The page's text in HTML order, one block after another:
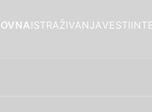
VESTI
ISTRAŽIVANJA